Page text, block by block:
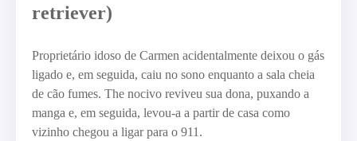
retriever)
Proprietário idoso de Carmen acidentalmente deixou o gás
ligado e, em seguida, caiu no sono enquanto a sala cheia
de cão fumes. The nocivo reviveu sua dona, puxando a
manga e, em seguida, levou-a a partir de casa como
vizinho chegou a ligar para o 911.